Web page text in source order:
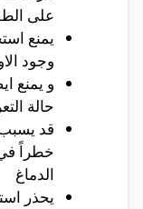
على
يمنع
وجود
و يمنع
حالة
قد
خطراً
الدماغ
يحذر